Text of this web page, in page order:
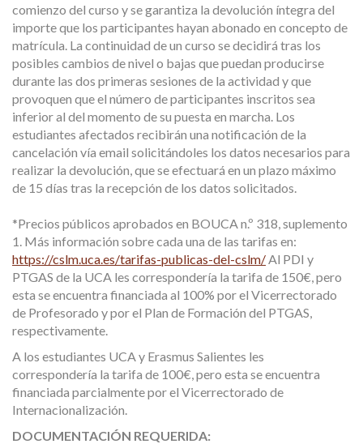
comienzo del curso y se garantiza la devolución íntegra del
importe que los participantes hayan abonado en concepto de
matrícula. La continuidad de un curso se decidirá tras los
posibles cambios de nivel o bajas que puedan producirse
durante las dos primeras sesiones de la actividad y que
provoquen que el número de participantes inscritos sea
inferior al del momento de su puesta en marcha. Los
estudiantes afectados recibirán una notificación de la
cancelación vía email solicitándoles los datos necesarios para
realizar la devolución, que se efectuará en un plazo máximo
de 15 días tras la recepción de los datos solicitados.
*Precios públicos aprobados en BOUCA n.º 318, suplemento
1. Más información sobre cada una de las tarifas en:
https://cslm.uca.es/tarifas-publicas-del-cslm/Al PDI y
PTGAS de la UCA les correspondería la tarifa de 150€, pero
esta se encuentra financiada al 100% por el Vicerrectorado
de Profesorado y por el Plan de Formación del PTGAS,
respectivamente.
A los estudiantes UCA y Erasmus Salientes les
correspondería la tarifa de 100€, pero esta se encuentra
financiada parcialmente por el Vicerrectorado de
Internacionalización.
DOCUMENTACIÓN REQUERIDA: